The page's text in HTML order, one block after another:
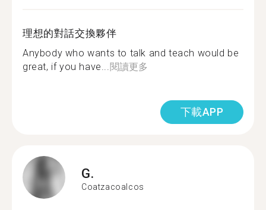
理想的對話交換夥伴
Anybody who wants to talk and teach would be
great, if you have...閱讀更多
下載APP
G.
Coatzacoalcos